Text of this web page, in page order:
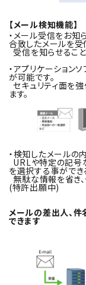
【メール検知機能】
・メール受信をお
合致したメールを受
受信を知らせること
・アプリケーション
が可能です。
セキュリティ面を強
ます。
・検知したメールの
URLや特定の記号
を選択する事ができ
無駄な情報を省き
(特許出願中)
メールの差出人、件
できます